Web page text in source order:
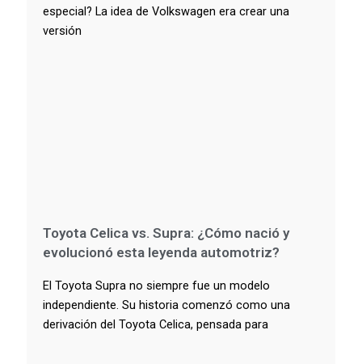
especial? La idea de Volkswagen era crear una
versión
Toyota Celica vs. Supra: ¿Cómo nació y
evolucionó esta leyenda automotriz?
El Toyota Supra no siempre fue un modelo
independiente. Su historia comenzó como una
derivación del Toyota Celica, pensada para